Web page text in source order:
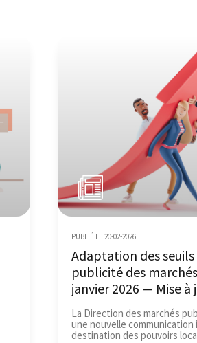
Adaptation des
publicité des
janvier 2026 — Mise à
PUBLIÉ LE 20-02-2026
La Direction des marchés
une nouvelle communication
destination des pouvoirs